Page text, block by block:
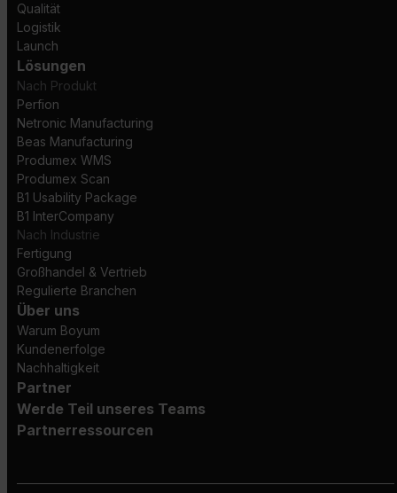
Qualität
Logistik
Launch
Lösungen
Nach Produkt
Perfion
Netronic Manufacturing
Beas Manufacturing
Produmex WMS
Produmex Scan
B1 Usability Package
B1 InterCompany
Nach Industrie
Fertigung
Großhandel & Vertrieb
Regulierte Branchen
Über uns
Warum Boyum
Kundenerfolge
Nachhaltigkeit
Partner
Werde Teil unseres Teams
Partnerressourcen